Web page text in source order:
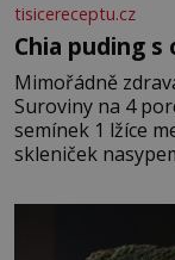
tisicereceptu.cz
Chia puding s
Mimořádně
Suroviny na 4 porce 120 ml kokosového mléka 30
semínek 1 lžíce medu Postup Do misky či
skleniček